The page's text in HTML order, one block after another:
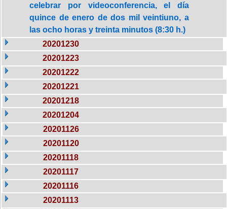
celebrar por videoconferencia, el día
quince de enero de dos mil veintiuno, a
las ocho horas y treinta minutos (8:30 h.)
20201230
20201223
20201222
20201221
20201218
20201204
20201126
20201120
20201118
20201117
20201116
20201113